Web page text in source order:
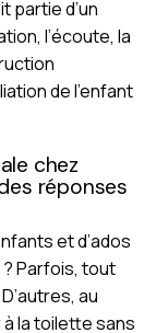
partie d’un
l’écoute, la
de l’enfant
chez
réponses
et d’ados
? Parfois, tout
au
la toilette sans